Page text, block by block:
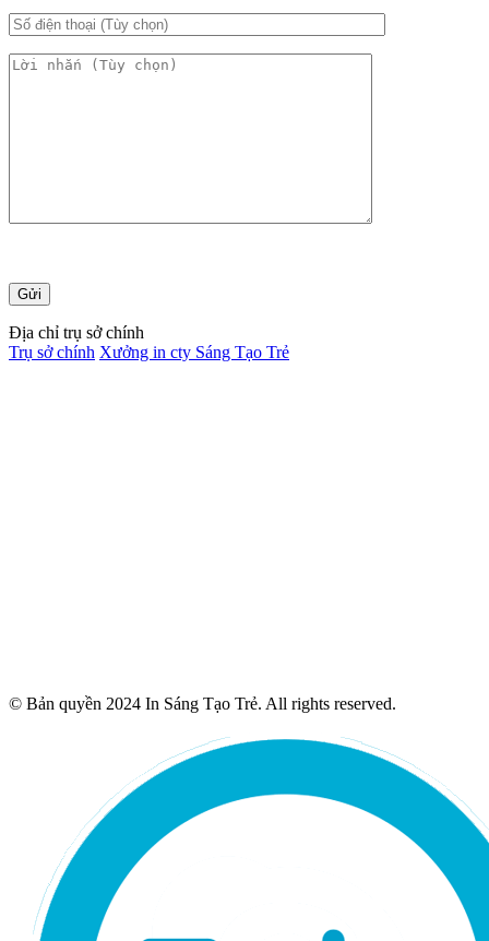
Địa chỉ trụ sở chính
Trụ sở chính Xưởng in cty Sáng Tạo Trẻ
© Bản quyền 2024 In Sáng Tạo Trẻ. All rights reserved.